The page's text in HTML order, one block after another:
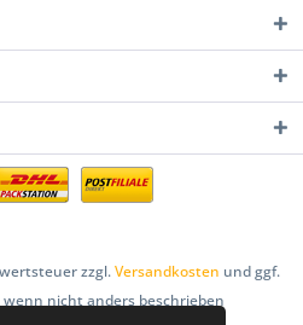
zzgl.Versandkosten und ggf.
nicht anders beschrieben